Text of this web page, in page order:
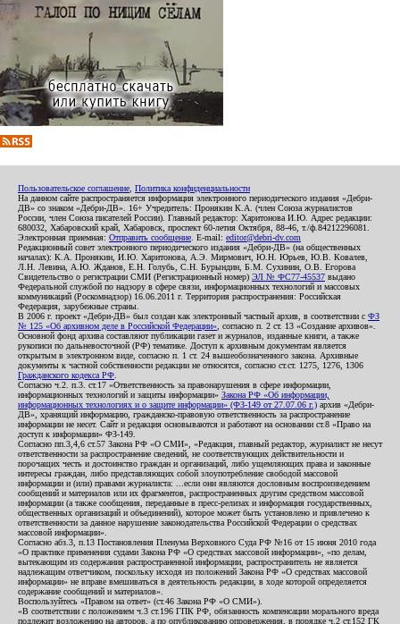
Пользовательское соглашение Политика конфиденциальности
На данном сайте распространяется информация электронного периодического издания «Дебри-
ДВ» со знаком «Дебри-ДВ». 16+ Учредитель: Пронякин К.А. (член Союза журналистов
России, член Союза писателей России). Главный редактор: Харитонова И.Ю. Адрес редакции:
680032, Хабаровский край, Хабаровск, проспект 60-летия Октября, 88-46, т./ф.84212296081.
Электронная приемная: Отправить сообщение . E-mail: editor@debri-dv.com
Редакционный совет электронного периодического издания «Дебри-ДВ» (на общественных
началах): К.А. Пронякин, И.Ю. Харитонова, А.Э. Мирмович, Ю.Н. Юрьев, Ю.В. Ковалев,
Л.Н. Левина, А.Ю. Жданов, Е.Н. Голубь, С.Н. Бурындин, Б.М. Сухинин, О.В. Егорова
Свидетельство о регистрации СМИ (Регистрационный номер) ЭЛ № ФС77-45537 выдано
Федеральной службой по надзору в сфере связи, информационных технологий и массовых
коммуникаций (Роскомнадзор) 16.06.2011 г. Территория распространения: Российская
Федерация, зарубежные страны.
В 2006 г. проект «Дебри-ДВ» был создан как электронный частный архив, в соответствии с ФЗ
№ 125 «Об архивном деле в Российской Федерации» , согласно п. 2 ст. 13 «Создание архивов».
Основной фонд архива составляют публикации газет и журналов, изданные книги, а также
рукописи по дальневосточной (РФ) тематике. Доступ к архивным документам является
открытым в электронном виде, согласно п. 1 ст. 24 вышеобозначенного закона. Архивные
документы к частной собственности редакции не относятся, согласно ст.ст. 1275, 1276, 1306
Гражданского кодекса РФ
Согласно ч.2. п.3. ст.17 «Ответственность за правонарушения в сфере информации,
информационных технологий и защиты информации» Закона РФ «Об информации,
информационных технологиях и о защите информации» (ФЗ-149 от 27.07.06 г.) архив «Дебри-
ДВ», хранящий информацию, гражданско-правовую ответственность за распространение
информации не несет. Сайт и редакция основываются и работают на основании ст.8 «Право на
доступ к информации» ФЗ-149.
Согласно пп.3,4,6 ст.57 Закона РФ «О СМИ», «Редакция, главный редактор, журналист не несут
ответственности за распространение сведений, не соответствующих действительности и
порочащих честь и достоинство граждан и организаций, либо ущемляющих права и законные
интересы граждан, либо представляющих собой злоупотребление свободой массовой
информации и (или) правами журналиста: ...если они являются дословным воспроизведением
сообщений и материалов или их фрагментов, распространенных другим средством массовой
информации (а также сообщения, переданные в пресс-релизах и информация государственных,
общественных организаций и объединений), которое может быть установлено и привлечено к
ответственности за данное нарушение законодательства Российской Федерации о средствах
массовой информации».
Согласно абз.3, п.13 Постановления Пленума Верховного Суда РФ №16 от 15 июня 2010 года
«О практике применения судами Закона РФ «О средствах массовой информации», «по делам,
вытекающим из содержания распространенной информации, распространитель не является
надлежащим ответчиком, поскольку исходя из положений Закона РФ «О средствах массовой
информации» не вправе вмешиваться в деятельность редакции, в ходе которой определяется
содержание сообщений и материалов».
Воспользуйтесь «Правом на ответ» (ст.46 Закона РФ «О СМИ»).
«В соответствии с положением ч.3 ст.196 ГПК РФ, обязанность компенсации морального вреда
подлежит возложению на авторов, а по опубликованию опровержения, в порядке ч.2 ст.152 ГК